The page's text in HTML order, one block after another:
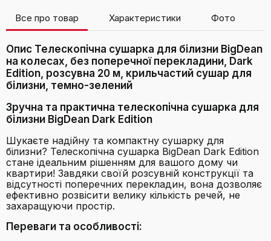
Все про товар Характеристики Фото
Опис Телескопічна сушарка для білизни BigDean
на колесах, без поперечної перекладини, Dark
Edition, розсувна 20 м, крильчастий сушар для
білизни, темно-зелений
Зручна та практична телескопічна сушарка для
білизни BigDean Dark Edition
Шукаєте надійну та компактну сушарку для
білизни? Телескопічна сушарка BigDean Dark Edition
стане ідеальним рішенням для вашого дому чи
квартири! Завдяки своїй розсувній конструкції та
відсутності поперечних перекладин, вона дозволяє
ефективно розвісити велику кількість речей, не
захаращуючи простір.
Переваги та особливості: